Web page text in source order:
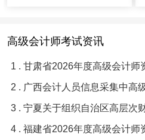
高级会计师考试资讯